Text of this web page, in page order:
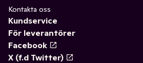
Kontakta oss
Kundservice
För leverantörer
Facebook
X (f.d Twitter)